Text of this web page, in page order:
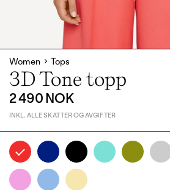
Women Tops
3D Tone topp
2 490 NOK
INKL. ALLE SKATTER OG AVGIFTER